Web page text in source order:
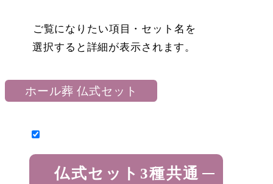
ご覧になりたい項目・セット名を
選択すると詳細が表示されます。
ホール葬 仏式セット
仏式セット3種共通